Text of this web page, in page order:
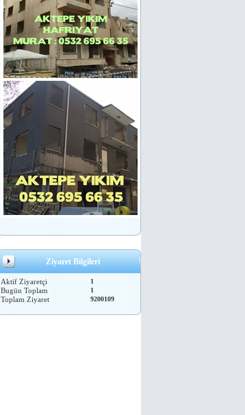
Ziyaret Bilgileri
Aktif Ziyaretçi 1
Bugün Toplam 1
Toplam Ziyaret 9200109